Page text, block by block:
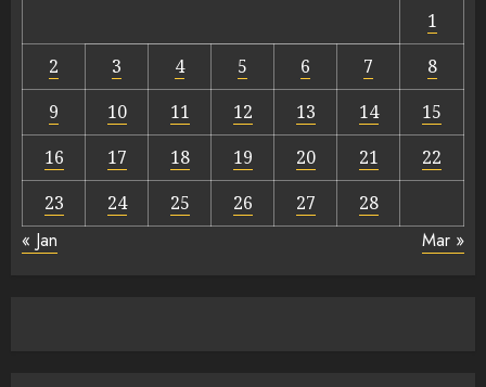
1
2
3 4 5 6 7
8
9
10 11 12 13 14
15
16
17 18 19 20 21
22
23
24 25 26 27 28
« Jan Mar »